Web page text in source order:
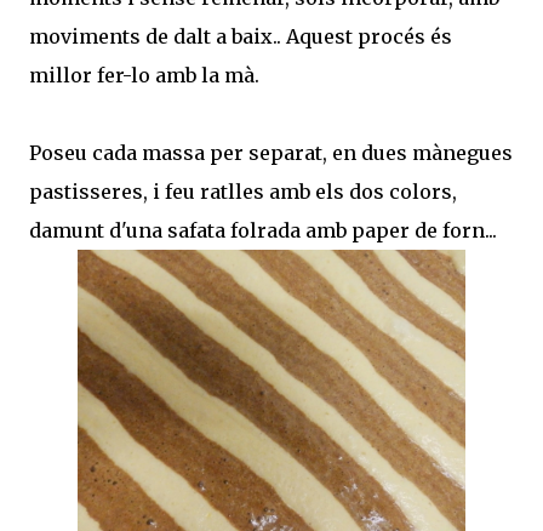
moviments de dalt a baix.. Aquest procés és
millor fer-lo amb la mà.
Poseu cada massa per separat, en dues mànegues
pastisseres, i feu ratlles amb els dos colors,
damunt d'una safata folrada amb paper de forn...